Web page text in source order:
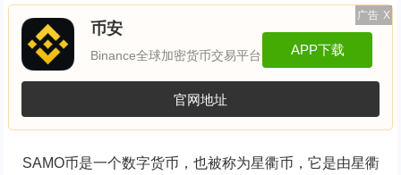
广告 X
币安
Binance全球加密货币交易平台 APP下载
官网地址
SAMO币是一个数字货币，也被称为星衢币，它是由星衢